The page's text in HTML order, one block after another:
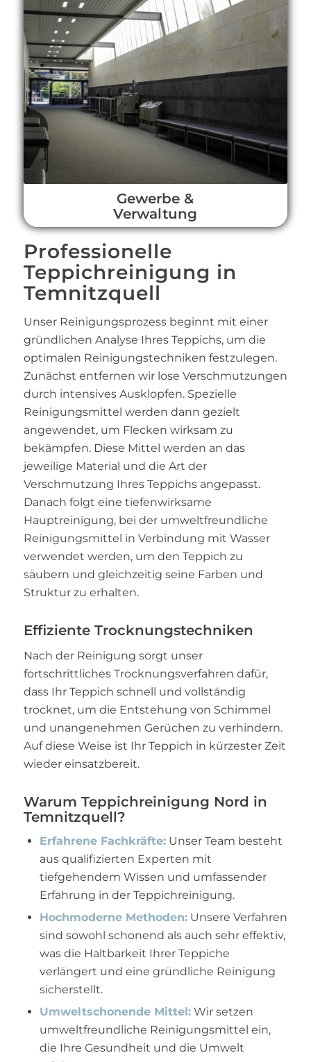
Gewerbe &
Verwaltung
Professionelle
Teppichreinigung in
Temnitzquell
Unser Reinigungsprozess beginnt mit einer
gründlichen Analyse Ihres Teppichs, um die
optimalen Reinigungstechniken festzulegen.
Zunächst entfernen wir lose Verschmutzungen
durch intensives Ausklopfen. Spezielle
Reinigungsmittel werden dann gezielt
angewendet, um Flecken wirksam zu
bekämpfen. Diese Mittel werden an das
jeweilige Material und die Art der
Verschmutzung Ihres Teppichs angepasst.
Danach folgt eine tiefenwirksame
Hauptreinigung, bei der umweltfreundliche
Reinigungsmittel in Verbindung mit Wasser
verwendet werden, um den Teppich zu
säubern und gleichzeitig seine Farben und
Struktur zu erhalten.
Effiziente Trocknungstechniken
Nach der Reinigung sorgt unser
fortschrittliches Trocknungsverfahren dafür,
dass Ihr Teppich schnell und vollständig
trocknet, um die Entstehung von Schimmel
und unangenehmen Gerüchen zu verhindern.
Auf diese Weise ist Ihr Teppich in kürzester Zeit
wieder einsatzbereit.
Warum Teppichreinigung Nord in
Temnitzquell?
Erfahrene Fachkräfte:Unser Team besteht
aus qualifizierten Experten mit
tiefgehendem Wissen und umfassender
Erfahrung in der Teppichreinigung.
Hochmoderne Methoden:Unsere Verfahren
sind sowohl schonend als auch sehr effektiv,
was die Haltbarkeit Ihrer Teppiche
verlängert und eine gründliche Reinigung
sicherstellt.
Umweltschonende Mittel:Wir setzen
umweltfreundliche Reinigungsmittel ein,
die Ihre Gesundheit und die Umwelt